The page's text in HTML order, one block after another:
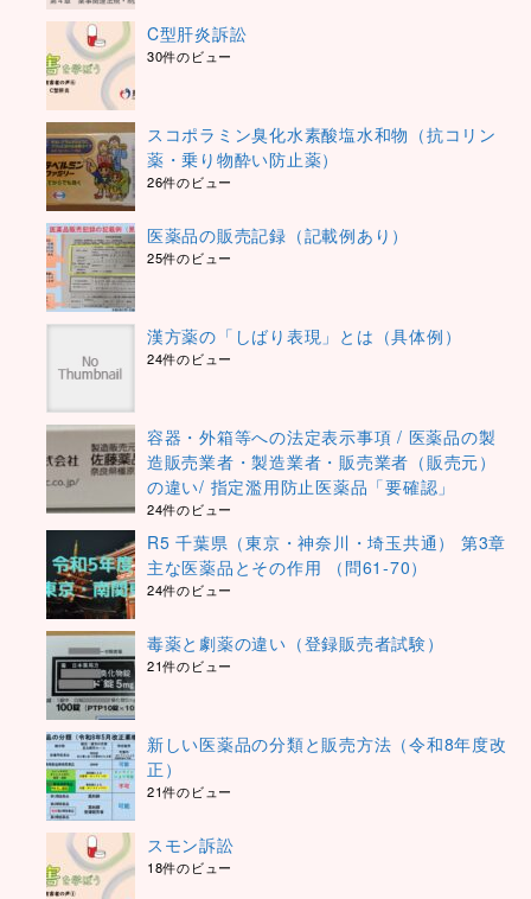
C型肝炎訴訟
30件のビュー
スコポラミン臭化水素酸塩水和物（抗コリン
薬・乗り物酔い防止薬）
26件のビュー
医薬品の販売記録（記載例あり）
25件のビュー
漢方薬の「しばり表現」とは（具体例）
24件のビュー
容器・外箱等への法定表示事項 / 医薬品の製
造販売業者・製造業者・販売業者（販売元）
の違い/ 指定濫用防止医薬品「要確認」
24件のビュー
R5 千葉県（東京・神奈川・埼玉共通） 第3章
主な医薬品とその作用 （問61-70）
24件のビュー
毒薬と劇薬の違い（登録販売者試験）
21件のビュー
新しい医薬品の分類と販売方法（令和8年度改
正）
21件のビュー
スモン訴訟
18件のビュー